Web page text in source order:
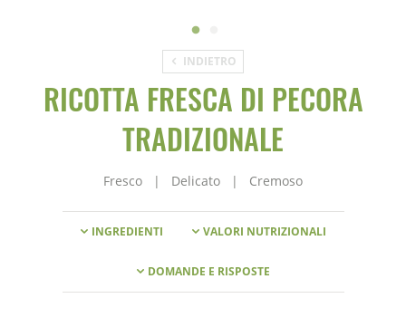
INDIETRO
RICOTTA FRESCA DI PECORA
TRADIZIONALE
Fresco | Delicato | Cremoso
INGREDIENTI VALORI NUTRIZIONALI
DOMANDE E RISPOSTE